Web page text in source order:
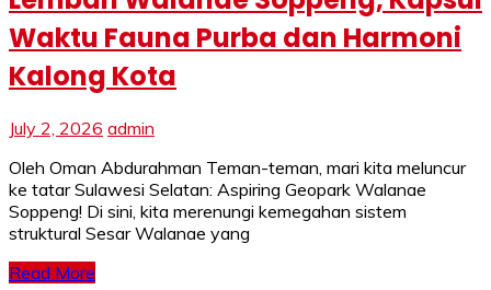
Waktu Fauna Purba dan Harmoni
Kalong Kota
July 2, 2026 admin
Oleh Oman Abdurahman Teman-teman, mari kita meluncur
ke tatar Sulawesi Selatan: Aspiring Geopark Walanae
Soppeng! Di sini, kita merenungi kemegahan sistem
struktural Sesar Walanae yang
Read More